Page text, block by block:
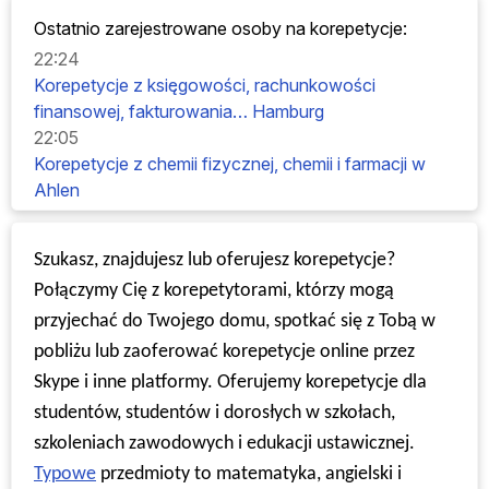
Ostatnio zarejestrowane osoby na korepetycje:
22:24
Korepetycje z księgowości, rachunkowości
finansowej, fakturowania… Hamburg
22:05
Korepetycje z chemii fizycznej, chemii i farmacji w
Ahlen
08.06.26
Kolonia
08.05.26
Korepetycje z zakresu administracji biznesowej,
studiów biznesowych, ekonomii biznesowej…
Monachium
08.04.26
Korepetycje z języka niemieckiego, gramatyka
niemiecka, przypadki, przypadki gramatyczne… Graz
08.04.26
Szukasz, znajdujesz lub oferujesz korepetycje?
Połączymy Cię z korepetytorami, którzy mogą
przyjechać do Twojego domu, spotkać się z Tobą w
pobliżu lub zaoferować korepetycje online przez
Skype i inne platformy. Oferujemy korepetycje dla
studentów, studentów i dorosłych w szkołach,
szkoleniach zawodowych i edukacji ustawicznej.
Typowe przedmioty to matematyka, angielski i